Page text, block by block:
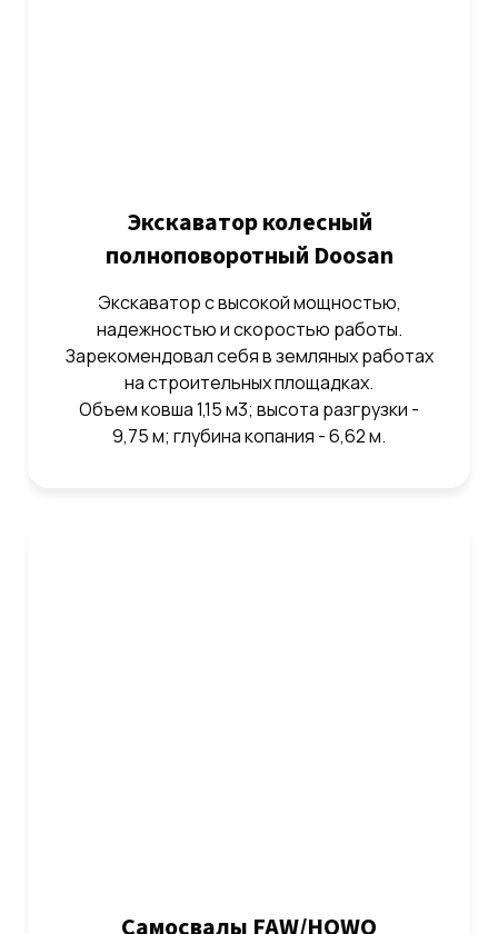
Экскаватор колесный
полноповоротный Doosan
Экскаватор с высокой мощностью,
надежностью и скоростью работы.
Зарекомендовал себя в земляных работах
на строительных площадках.
Объем ковша 1,15 м3; высота разгрузки -
9,75 м; глубина копания - 6,62 м.
Самосвалы FAW/HOWO